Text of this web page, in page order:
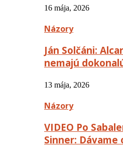
16 mája, 2026
Názory
Ján Solčáni:
nemajú
13 mája, 2026
Názory
VIDEO Po
Sinner: Dávame